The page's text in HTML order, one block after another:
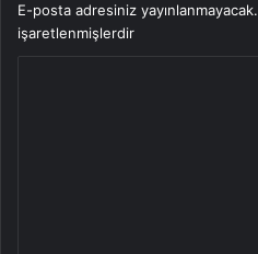
E-posta adresiniz yayınlanmayacak.
işaretlenmişlerdir